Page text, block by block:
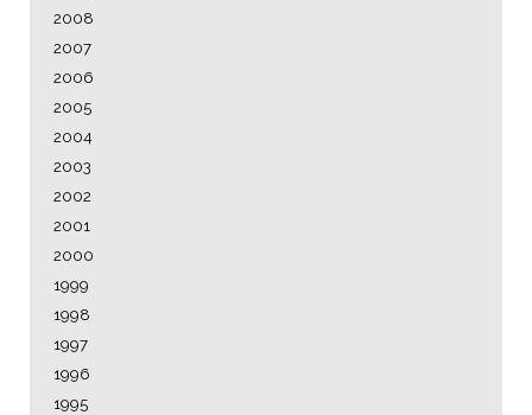
2008
2007
2006
2005
2004
2003
2002
2001
2000
1999
1998
1997
1996
1995